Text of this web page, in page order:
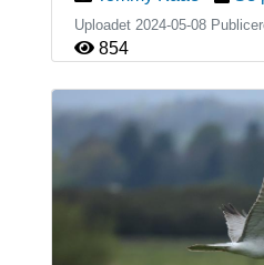
Uploadet 2024-05-08
854